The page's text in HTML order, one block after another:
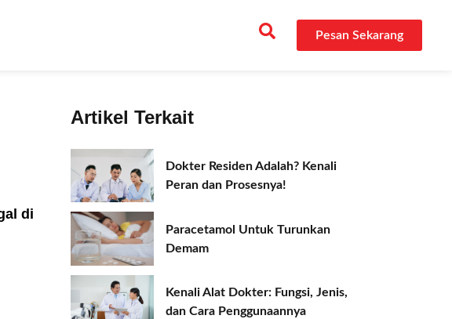
Pesan Sekarang
di
Artikel Terkait
Dokter Residen Adalah? Kenali
Peran dan Prosesnya!
Paracetamol Untuk Turunkan
Demam
Kenali Alat Dokter: Fungsi, Jenis,
dan Cara Penggunaannya